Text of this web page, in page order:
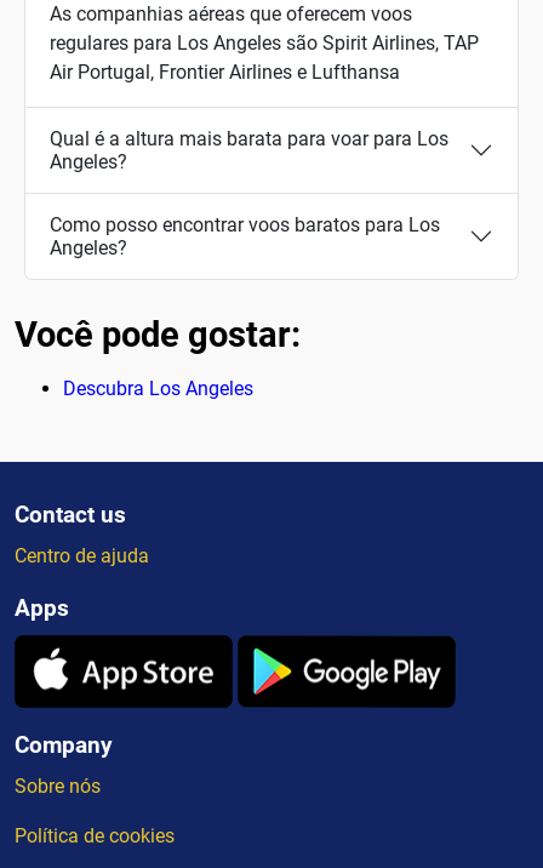
As companhias aéreas que oferecem voos
regulares para Los Angeles são Spirit Airlines, TAP
Air Portugal, Frontier Airlines e Lufthansa
Qual é a altura mais barata para voar para Los
Angeles?
Como posso encontrar voos baratos para Los
Angeles?
Você pode gostar:
Descubra Los Angeles
Contact us
Centro de ajuda
Apps
Company
Sobre nós
Política de cookies